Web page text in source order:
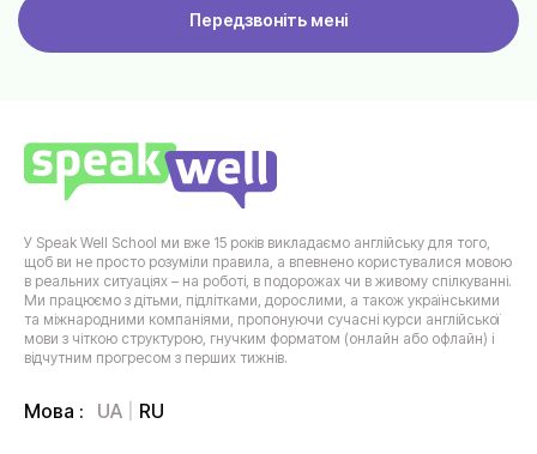
Передзвоніть мені
У Speak Well School ми вже 15 років викладаємо англійську для того,
щоб ви не просто розуміли правила, а впевнено користувалися мовою
в реальних ситуаціях – на роботі, в подорожах чи в живому спілкуванні.
Ми працюємо з дітьми, підлітками, дорослими, а також українськими
та міжнародними компаніями, пропонуючи сучасні курси англійської
мови з чіткою структурою, гнучким форматом (онлайн або офлайн) і
відчутним прогресом з перших тижнів.
Мова : UA RU